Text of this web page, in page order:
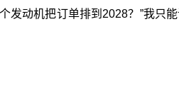
发动机把订单排到2028？”我只